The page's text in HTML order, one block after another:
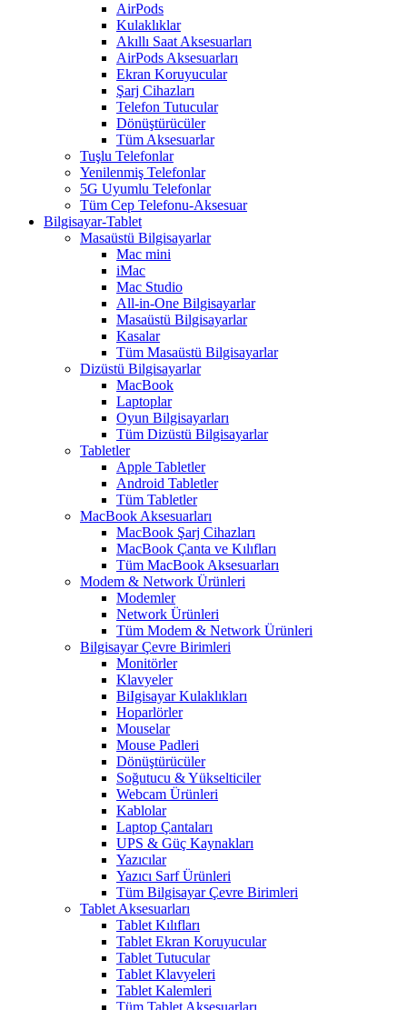
AirPods
Kulaklıklar
Akıllı Saat Aksesuarları
AirPods Aksesuarları
Ekran Koruyucular
Şarj Cihazları
Telefon Tutucular
Dönüştürücüler
Tüm Aksesuarlar
Tuşlu Telefonlar
Yenilenmiş Telefonlar
5G Uyumlu Telefonlar
Tüm Cep Telefonu-Aksesuar
Bilgisayar-Tablet
Masaüstü Bilgisayarlar
Mac mini
iMac
Mac Studio
All-in-One Bilgisayarlar
Masaüstü Bilgisayarlar
Kasalar
Tüm Masaüstü Bilgisayarlar
Dizüstü Bilgisayarlar
MacBook
Laptoplar
Oyun Bilgisayarları
Tüm Dizüstü Bilgisayarlar
Tabletler
Apple Tabletler
Android Tabletler
Tüm Tabletler
MacBook Aksesuarları
MacBook Şarj Cihazları
MacBook Çanta ve Kılıfları
Tüm MacBook Aksesuarları
Modem & Network Ürünleri
Modemler
Network Ürünleri
Tüm Modem & Network Ürünleri
Bilgisayar Çevre Birimleri
Monitörler
Klavyeler
BiIgisayar Kulaklıkları
Hoparlörler
Mouselar
Mouse Padleri
Dönüştürücüler
Soğutucu & Yükselticiler
Webcam Ürünleri
Kablolar
Laptop Çantaları
UPS & Güç Kaynakları
Yazıcılar
Yazıcı Sarf Ürünleri
Tüm Bilgisayar Çevre Birimleri
Tablet Aksesuarları
Tablet Kılıfları
Tablet Ekran Koruyucular
Tablet Tutucular
Tablet Klavyeleri
Tablet Kalemleri
Tüm Tablet Aksesuarları